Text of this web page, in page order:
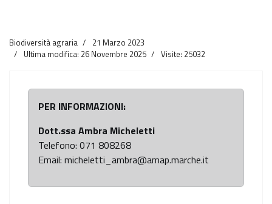
Biodiversità agraria
21 Marzo 2023
Ultima modifica: 26 Novembre 2025
Visite: 25032
PER INFORMAZIONI:
Dott.ssa Ambra Micheletti
Telefono: 071 808268
Email: micheletti_ambra@amap.marche.it